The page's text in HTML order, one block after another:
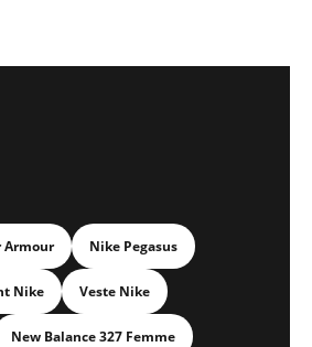
Armour Nike Pegasus
Nike Veste Nike
New Balance 327 Femme